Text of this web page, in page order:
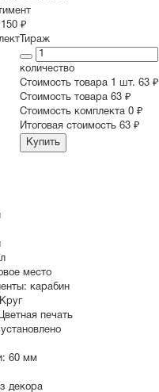
₽
Тираж
количество
Стоимость товара 1 шт. 63 ₽
Cтоимость товара 63 ₽
Стоимость комплекта 0 ₽
Итоговая стоимость 63 ₽
Купить
место
карабин
Круг
Цветная печать
60 мм
декора